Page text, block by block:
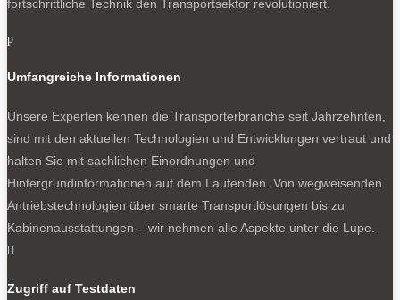
fortschrittliche Technik den Transportsektor revolutioniert.
p
Umfangreiche Informationen
Unsere Experten kennen die Transporterbranche seit Jahrzehnten,
sind mit den aktuellen Technologien und Entwicklungen vertraut und
halten Sie mit sachlichen Einordnungen und
Hintergrundinformationen auf dem Laufenden. Von wegweisenden
Antriebstechnologien über smarte Transportlösungen bis zu
Kabinenausstattungen – wir nehmen alle Aspekte unter die Lupe.

Zugriff auf Testdaten